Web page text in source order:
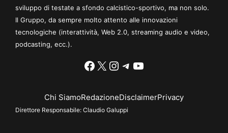
sviluppo di testate a sfondo calcistico-sportivo, ma non solo.
Il Gruppo, da sempre molto attento alle innovazioni
tecnologiche (interattività, Web 2.0, streaming audio e video,
podcasting, ecc.).
Facebook
X Instagram
Telegram
YouTube
Chi SiamoRedazioneDisclaimerPrivacy
Direttore Responsabile: Claudio Galuppi